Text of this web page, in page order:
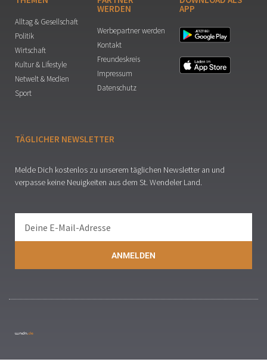
Alltag & Gesellschaft
Politik
Wirtschaft
Kultur & Lifestyle
Netwelt & Medien
Sport
WERDEN
Werbepartner werden
Kontakt
Freundeskreis
Impressum
Datenschutz
APP
TÄGLICHER NEWSLETTER
Melde Dich kostenlos zu unserem täglichen Newsletter an und
verpasse keine Neuigkeiten aus dem St. Wendeler Land.
ANMELDEN